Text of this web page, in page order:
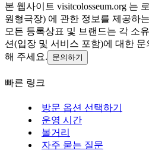
본 웹사이트 visitcolosseum.org 는
원형극장) 에 관한 정보를 제공하
모든 등록상표 및 브랜드는 각 소
션(입장 및 서비스 포함)에 대한
해 주세요.
문의하기
빠른 링크
방문 옵션 선택하기
운영 시간
볼거리
자주 묻는 질문